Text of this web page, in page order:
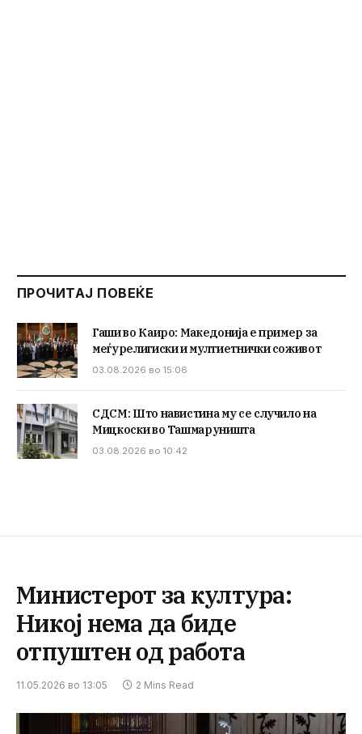
ПРОЧИТАЈ ПОВЕЌЕ
Гаши во Каиро: Македонија е пример за
меѓурелигиски и мултиетнички соживот
03.08.2026 во 15:06
СДСМ: Што навистина му се случило на
Мицкоски во Ташмаруништа
03.08.2026 во 10:42
Министерот за култура:
Никој нема да биде
отпуштен од работа
11.05.2026 во 13:05 2 Mins Read